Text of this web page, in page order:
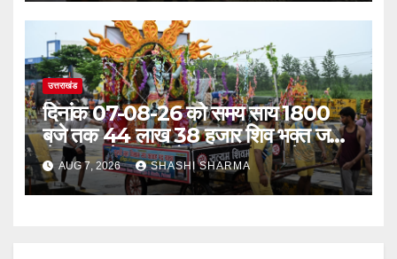
उत्तराखंड
दिनांक 07-08-26 को समय साय 1800
बजे तक 44 लाख 38 हजार शिव भक्त जल
लेकर अपने गंतव्य को प्रस्थान कर चुके
AUG 7, 2026 SHASHI SHARMA